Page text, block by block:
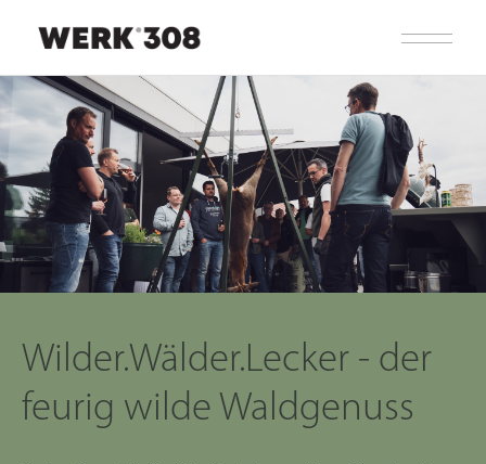
Wilder.Wälder.Lecker - der
feurig wilde Waldgenuss